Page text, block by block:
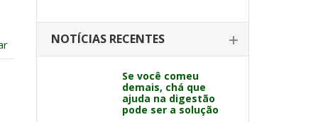
NOTÍCIAS RECENTES
Se você comeu
demais, chá que
ajuda na digestão
pode ser a solução